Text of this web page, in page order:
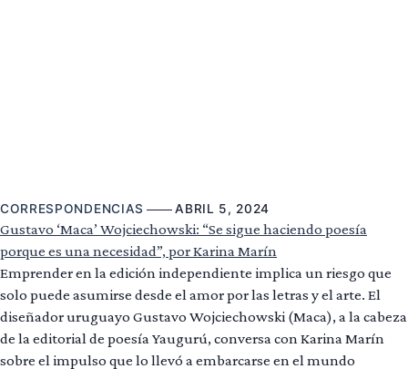
CORRESPONDENCIAS ABRIL 5, 2024
Gustavo ‘Maca’ Wojciechowski: “Se sigue haciendo poesía
porque es una necesidad”, por Karina Marín
Emprender en la edición independiente implica un riesgo que
solo puede asumirse desde el amor por las letras y el arte. El
diseñador uruguayo Gustavo Wojciechowski (Maca), a la cabeza
de la editorial de poesía Yaugurú, conversa con Karina Marín
sobre el impulso que lo llevó a embarcarse en el mundo